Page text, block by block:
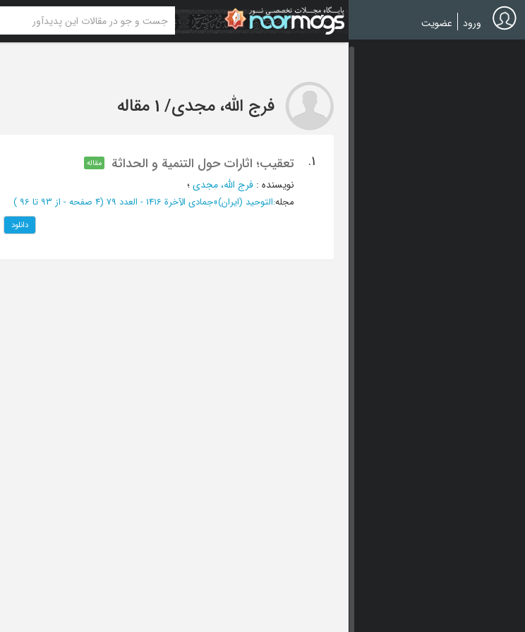
Skip
to
main
ورود عضویت
فرج الله، مجدی/ 1 مقاله
1. تعقیب؛ اثارات حول التنمیة و الحداثة مقاله
نویسنده : فرج الله، مجدی؛
مجله:التوحید (ایران)»جمادی الآخرة 1416 - العدد 79 (‎4 صفحه - از 93 تا 96 )
دانلود